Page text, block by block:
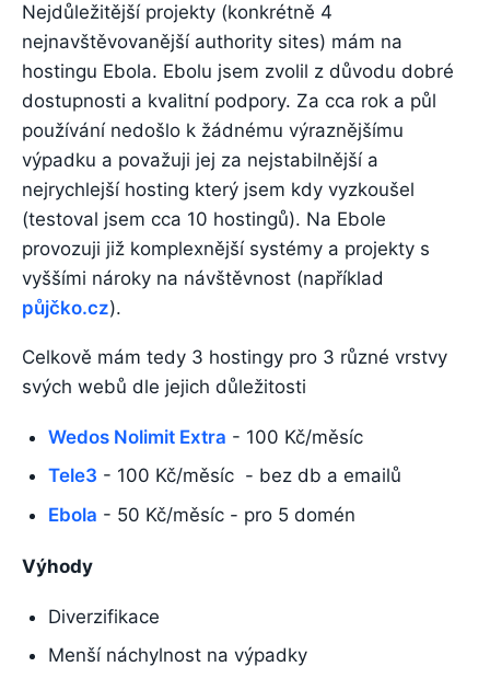
Nejdůležitější projekty (konkrétně 4
nejnavštěvovanější authority sites) mám na
hostingu Ebola. Ebolu jsem zvolil z důvodu dobré
dostupnosti a kvalitní podpory. Za cca rok a půl
používání nedošlo k žádnému výraznějšímu
výpadku a považuji jej za nejstabilnější a
nejrychlejší hosting který jsem kdy vyzkoušel
(testoval jsem cca 10 hostingů). Na Ebole
provozuji již komplexnější systémy a projekty s
vyššími nároky na návštěvnost (například
půjčko.cz).
Celkově mám tedy 3 hostingy pro 3 různé vrstvy
svých webů dle jejich důležitosti
Wedos Nolimit Extra - 100 Kč/měsíc
Tele3 - 100 Kč/měsíc - bez db a emailů
Ebola - 50 Kč/měsíc - pro 5 domén
Výhody
Diverzifikace
Menší náchylnost na výpadky